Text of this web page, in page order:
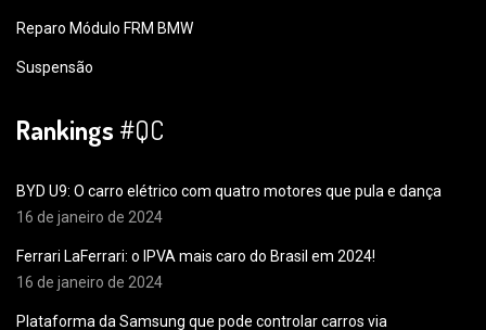
Reparo Módulo FRM BMW
Suspensão
Rankings #QC
BYD U9: O carro elétrico com quatro motores que pula e dança
16 de janeiro de 2024
Ferrari LaFerrari: o IPVA mais caro do Brasil em 2024!
16 de janeiro de 2024
Plataforma da Samsung que pode controlar carros via